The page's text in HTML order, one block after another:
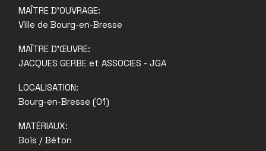
MAÎTRE D'OUVRAGE:
Ville de Bourg-en-Bresse
MAÎTRE D'ŒUVRE:
JACQUES GERBE et ASSOCIES - JGA
LOCALISATION:
Bourg-en-Bresse (01)
MATÉRIAUX:
Bois / Béton